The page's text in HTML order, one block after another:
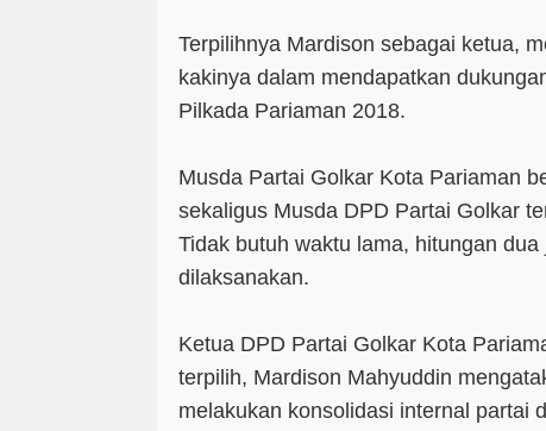
Terpilihnya Mardison sebagai ketua,
kakinya dalam mendapatkan
Pilkada Pariaman 2018.
Musda Partai Golkar Kota Pariaman
sekaligus Musda DPD Partai Golkar
Tidak butuh waktu lama, hitungan
dilaksanakan.
Ketua DPD Partai Golkar Kota
terpilih, Mardison Mahyuddin
melakukan konsolidasi internal partai